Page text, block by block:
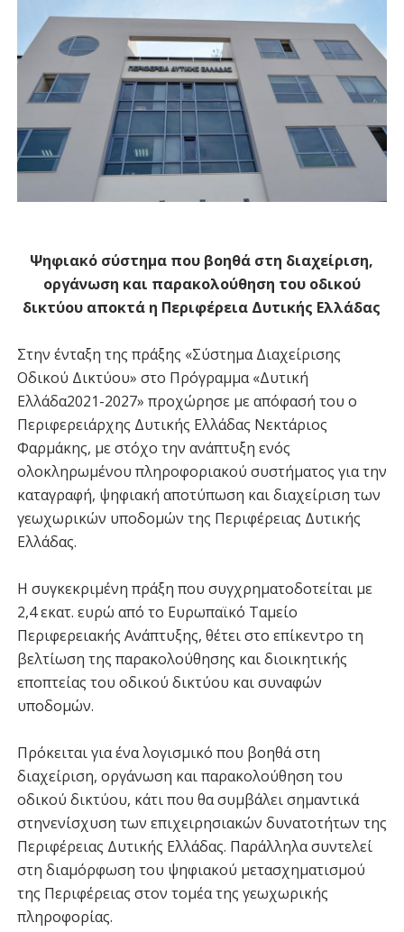
Ψηφιακό σύστημα που βοηθά στη διαχείριση,
οργάνωση και παρακολούθηση του οδικού
δικτύου αποκτά η Περιφέρεια Δυτικής Ελλάδας
Στην ένταξη της πράξης «Σύστημα Διαχείρισης
Οδικού Δικτύου» στο Πρόγραμμα «Δυτική
Ελλάδα2021-2027» προχώρησε με απόφασή του ο
Περιφερειάρχης Δυτικής Ελλάδας Νεκτάριος
Φαρμάκης, με στόχο την ανάπτυξη ενός
ολοκληρωμένου πληροφοριακού συστήματος για την
καταγραφή, ψηφιακή αποτύπωση και διαχείριση των
γεωχωρικών υποδομών της Περιφέρειας Δυτικής
Ελλάδας.
Η συγκεκριμένη πράξη που συγχρηματοδοτείται με
2,4 εκατ. ευρώ από το Ευρωπαϊκό Ταμείο
Περιφερειακής Ανάπτυξης, θέτει στο επίκεντρο τη
βελτίωση της παρακολούθησης και διοικητικής
εποπτείας του οδικού δικτύου και συναφών
υποδομών.
Πρόκειται για ένα λογισμικό που βοηθά στη
διαχείριση, οργάνωση και παρακολούθηση του
οδικού δικτύου, κάτι που θα συμβάλει σημαντικά
στηνενίσχυση των επιχειρησιακών δυνατοτήτων της
Περιφέρειας Δυτικής Ελλάδας. Παράλληλα συντελεί
στη διαμόρφωση του ψηφιακού μετασχηματισμού
της Περιφέρειας στον τομέα της γεωχωρικής
πληροφορίας.